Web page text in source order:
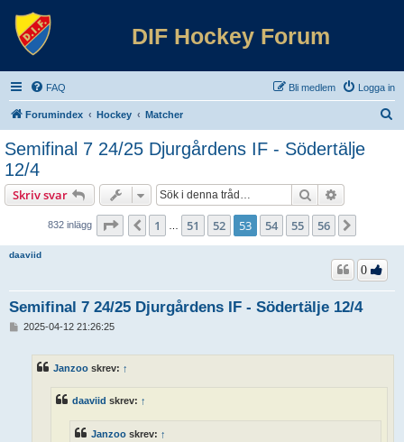
DIF Hockey Forum
FAQ Logga in
Bli medlem
Forumindex Hockey Matcher
Semifinal 7 24/25 Djurgårdens IF - Södertälje
12/4
Skriv svar Sök
832 inlägg Sida 53 av 56
Föregående
1 51 52 53 54 55 56
daaviid
Semifinal 7 24/25 Djurgårdens IF - Södertälje 12/4
0
2025-04-12 21:26:25
Janzoo skrev: ↑
daaviid skrev: ↑
Janzoo skrev: ↑